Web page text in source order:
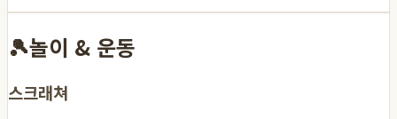
🎾놀이 & 운동
스크래쳐